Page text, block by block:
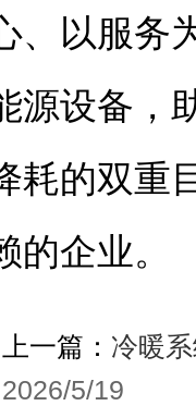
、以服务
源设备，
耗的双重
的企业。
上一篇： 冷暖
2026/5/19